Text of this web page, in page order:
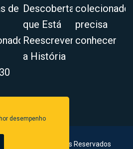
- Todos os Direitos Reservados
desempenho